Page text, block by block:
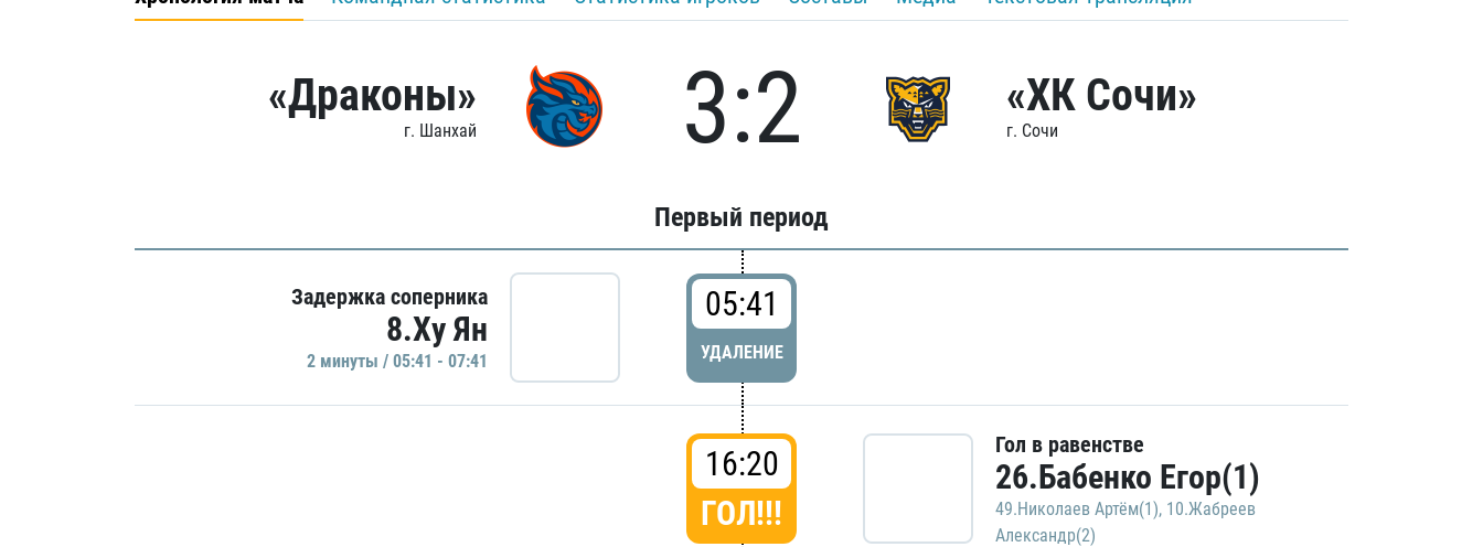
«Драконы»
г. Шанхай 3:2 «ХК Сочи»
г. Сочи
Первый период
Задержка соперника
8.Ху Ян
2 минуты / 05:41 - 07:41
05:41
УДАЛЕНИЕ
16:20
ГОЛ!!!
Гол в равенстве
26.Бабенко Егор(1)
49.Николаев Артём(1), 10.Жабреев
Александр(2)